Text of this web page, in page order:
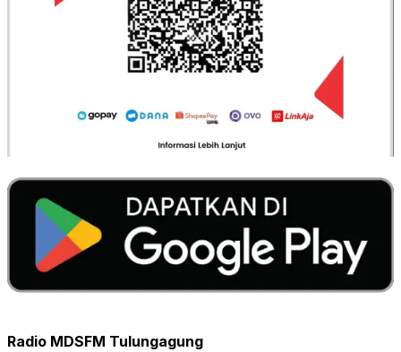
Radio MDSFM Tulungagung